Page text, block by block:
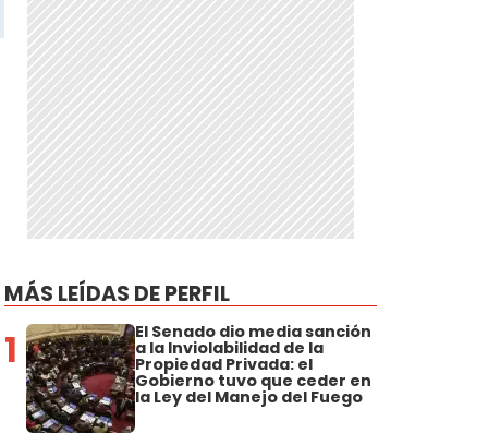
MÁS LEÍDAS DE PERFIL
1 El Senado dio media sanción
a la Inviolabilidad de la
Propiedad Privada: el
Gobierno tuvo que ceder en
la Ley del Manejo del Fuego